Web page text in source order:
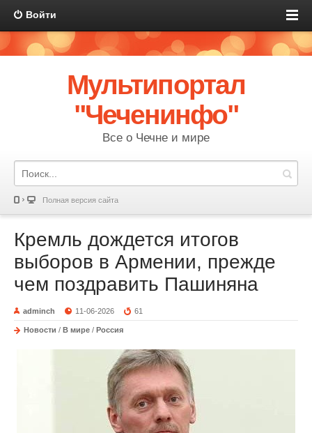
Войти
Мультипортал
"Чеченинфо"
Все о Чечне и мире
Полная версия сайта
Кремль дождется итогов
выборов в Армении, прежде
чем поздравить Пашиняна
adminch 11-06-2026 61
Новости / В мире / Россия